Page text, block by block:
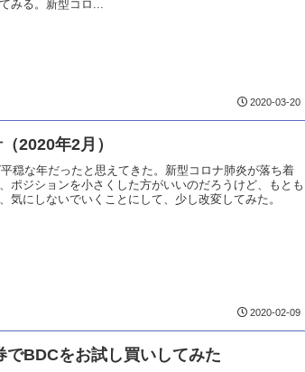
みる。新型コロ...
2020-03-20
2020年2月）
穏な年だったと思えてきた。新型コロナ肺炎が落ち着
ポジションを小さくした方がいいのだろうけど、もとも
気にしないでいくことにして、少し改変してみた。
2020-02-09
BDCをお試し買いしてみた